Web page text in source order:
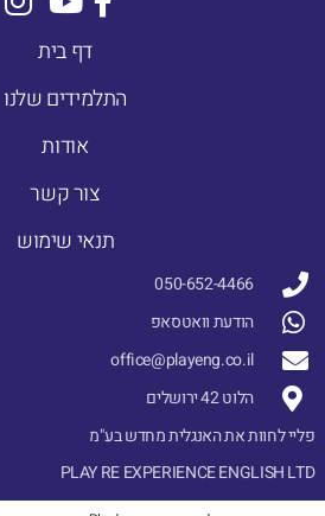
050-652-4466
הודעת וואטסאפ
office@playeng.co.il
הלוט 42 ירושלים
פליי לחוות את האנגלית מחדש בע"מ
PLAY RE EXPERIENCE ENGLISH LTD
דף בית
התלמידים שלנו
אודות
צור קשר
תנאי שימוש